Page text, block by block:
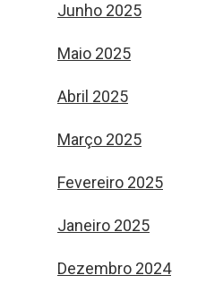
Junho 2025
Maio 2025
Abril 2025
Março 2025
Fevereiro 2025
Janeiro 2025
Dezembro 2024